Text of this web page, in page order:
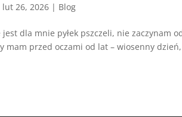
lut 26, 2026 | Blog
dla mnie pyłek pszczeli, nie zaczynam
przed oczami od lat – wiosenny